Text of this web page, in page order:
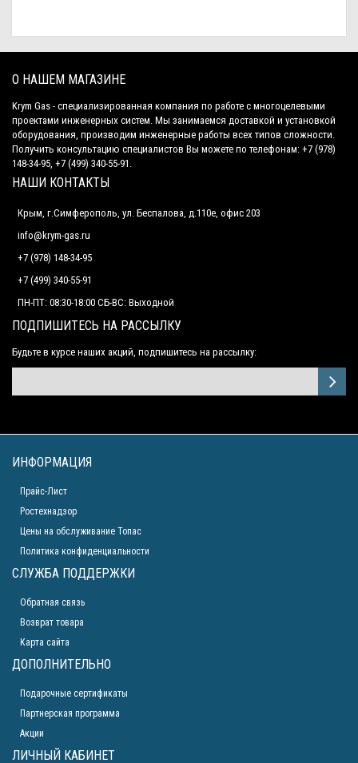
О НАШЕМ МАГАЗИНЕ
Krym Gas - специализированная компания по работе с многоцелевыми
проектами инженерных систем. Мы занимаемся доставкой и установкой
оборудования, производим инженерные работы всех типов сложности.
Получить консультацию специалистов Вы можете по телефонам: +7 (978)
148-34-95, +7 (499) 340-55-91.
НАШИ КОНТАКТЫ
Крым, г.Симферополь, ул. Беспалова, д.110е, офис 203
info@krym-gas.ru
+7 (978) 148-34-95
+7 (499) 340-55-91 ​
ПН-ПТ: 08:30-18:00 СБ-ВС: Выходной
ПОДПИШИТЕСЬ НА РАССЫЛКУ
Будьте в курсе наших акций, подпишитесь на рассылку:
ИНФОРМАЦИЯ
Прайс-Лист
Ростехнадзор
Цены на обслуживание Топас
Политика конфиденциальности
СЛУЖБА ПОДДЕРЖКИ
Обратная связь
Возврат товара
Карта сайта
ДОПОЛНИТЕЛЬНО
Подарочные сертификаты
Партнерская программа
Акции
ЛИЧНЫЙ КАБИНЕТ